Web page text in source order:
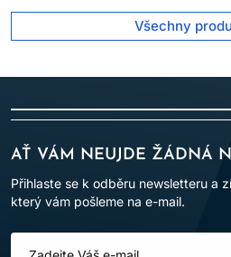
Všechny
AŤ VÁM NEUJDE ŽÁDNÁ
Přihlaste se k odběru newsletteru a
který vám pošleme na e-mail.